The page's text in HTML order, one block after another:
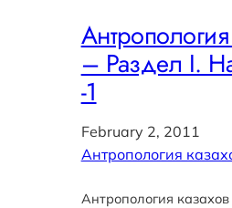
– Раздел I.
-1
February 2, 2011
Антропология
Антропология